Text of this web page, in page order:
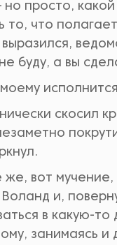
просто, какой
то, что
выразился,
буду, а вы
скосил
вот
и,
в какую-то
занимаясь и